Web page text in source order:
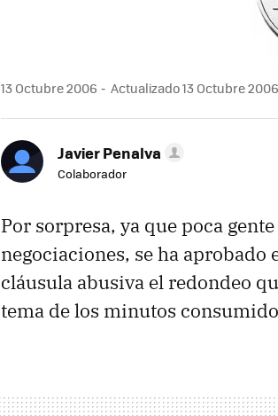
13 Octubre 2006 Actualizado 13 Octubre
Javier Penalva
Colaborador
Por sorpresa, ya que poca
negociaciones, se ha aprobado
cláusula abusiva el redondeo
tema de los minutos